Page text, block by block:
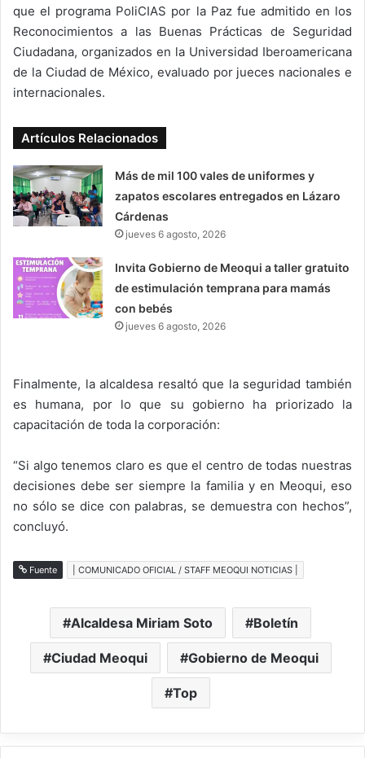
que el programa PoliCIAS por la Paz fue admitido en los
Reconocimientos a las Buenas Prácticas de Seguridad
Ciudadana, organizados en la Universidad Iberoamericana
de la Ciudad de México, evaluado por jueces nacionales e
internacionales.
Artículos Relacionados
Más de mil 100 vales de uniformes y
zapatos escolares entregados en Lázaro
Cárdenas
jueves 6 agosto, 2026
Invita Gobierno de Meoqui a taller gratuito
de estimulación temprana para mamás
con bebés
jueves 6 agosto, 2026
Finalmente, la alcaldesa resaltó que la seguridad también
es humana, por lo que su gobierno ha priorizado la
capacitación de toda la corporación:
“Si algo tenemos claro es que el centro de todas nuestras
decisiones debe ser siempre la familia y en Meoqui, eso
no sólo se dice con palabras, se demuestra con hechos”,
concluyó.
Fuente | COMUNICADO OFICIAL / STAFF MEOQUI NOTICIAS |
Alcaldesa Miriam Soto Boletín
Ciudad Meoqui Gobierno de Meoqui
Top